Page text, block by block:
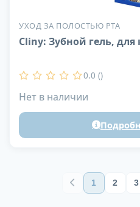
УХОД ЗА ПОЛОСТЬЮ РТА
Cliny: Зубной гель,
0.0 ()
Нет в наличии
1 2 3